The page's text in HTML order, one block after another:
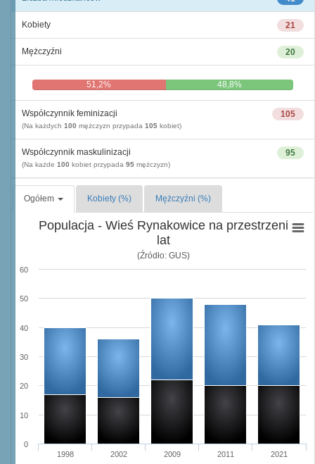
21
Kobiety
20
Mężczyźni
51,2% 48,8%
105
Współczynnik feminizacji
(Na każdych 100 mężczyzn przypada 105 kobiet)
95
Współczynnik maskulinizacji
(Na każde 100 kobiet przypada 95 mężczyzn)
Ogółem Kobiety (%) Mężczyźni (%)
Populacja - Wieś Rynakowice na przestrzeni
lat
(Źródło: GUS)
1998 2002 2009 2011 2021
0
10
20
30
40
50
60